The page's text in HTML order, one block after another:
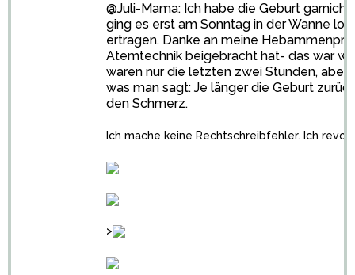
@Juli-Mama: Ich habe die Geburt
ging es erst am Sonntag in der Wanne
ertragen. Danke an meine
Atemtechnik beigebracht hat- das war
waren nur die letzten zwei Stunden, aber
was man sagt: Je länger die Geburt
den Schmerz.
Ich mache keine Rechtschreibfehler. Ich
>